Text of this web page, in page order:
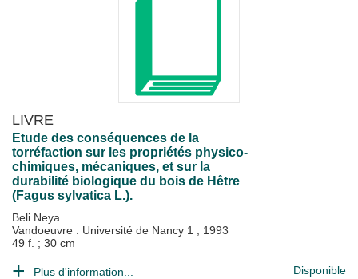
LIVRE
Etude des conséquences de la
torréfaction sur les propriétés physico-
chimiques, mécaniques, et sur la
durabilité biologique du bois de Hêtre
(Fagus sylvatica L.).
Beli Neya
Vandoeuvre : Université de Nancy 1 ; 1993
49 f. ; 30 cm
Plus d'information... Disponible